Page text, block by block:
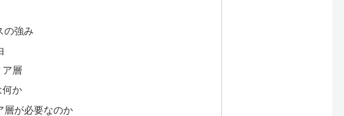
の強み
ア層
何か
層が必要なのか